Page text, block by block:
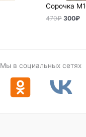
Сорочка
470₽ 300₽
Мы в социальных сетях